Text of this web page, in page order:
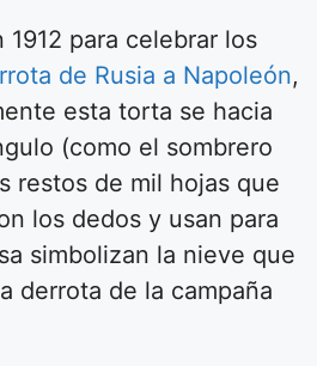
para celebrar los
de Rusia a Napoleón,
esta torta se hacia
(como el sombrero
restos de mil hojas que
los dedos y usan para
simbolizan la nieve que
derrota de la campaña